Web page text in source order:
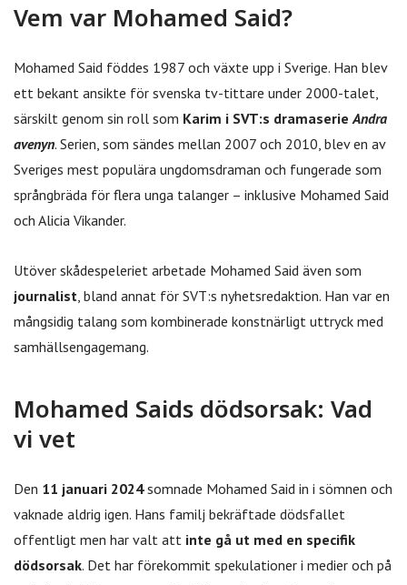
Vem var Mohamed Said?
Mohamed Said föddes 1987 och växte upp i Sverige. Han blev
ett bekant ansikte för svenska tv-tittare under 2000-talet,
särskilt genom sin roll som Karim i SVT:s dramaserie Andra
avenyn. Serien, som sändes mellan 2007 och 2010, blev en av
Sveriges mest populära ungdomsdraman och fungerade som
språngbräda för flera unga talanger – inklusive Mohamed Said
och Alicia Vikander.
Utöver skådespeleriet arbetade Mohamed Said även som
journalist, bland annat för SVT:s nyhetsredaktion. Han var en
mångsidig talang som kombinerade konstnärligt uttryck med
samhällsengagemang.
Mohamed Saids dödsorsak: Vad
vi vet
Den 11 januari 2024somnade Mohamed Said in i sömnen och
vaknade aldrig igen. Hans familj bekräftade dödsfallet
offentligt men har valt att inte gå ut med en specifik
dödsorsak. Det har förekommit spekulationer i medier och på